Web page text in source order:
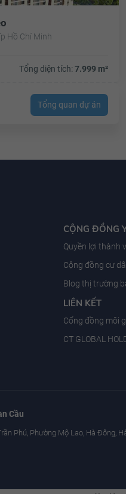
Hồ Chí Minh
Tổng diện tích: 7.999 m²
Tổng quan dự án
CỘNG ĐỒNG
Quyền lợi thành
Cộng đồng cư
Blog thị trường
LIÊN KẾT
Cổng đồng môi
CT GLOBAL
Cầu
Phú, Phường Mộ Lao, Hà Đông,